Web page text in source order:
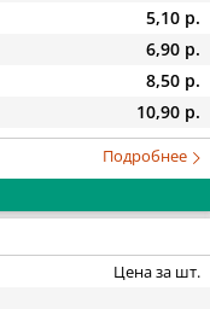
5,10 р.
6,90 р.
8,50 р.
10,90 р.
Подробнее
Цена за шт.